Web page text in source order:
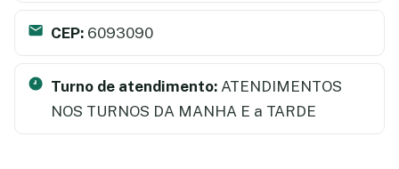
CEP: 6093090
Turno de atendimento: ATENDIMENTOS
NOS TURNOS DA MANHA E a TARDE